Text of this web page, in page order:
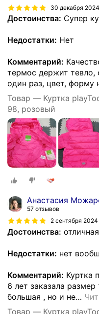
30 декабря 2024
Достоинства: Супер
Недостатки: Нет
Комментарий:
термос держит тевло,
один раз, цвет, форму
Товар — Куртка
98, розовый
Анастасия
57 отзывов
2 сентября 2024
Достоинства:
Недостатки: нет
Комментарий: Куртка
6 лет заказала
большая , но и не…
Товар — Куртка